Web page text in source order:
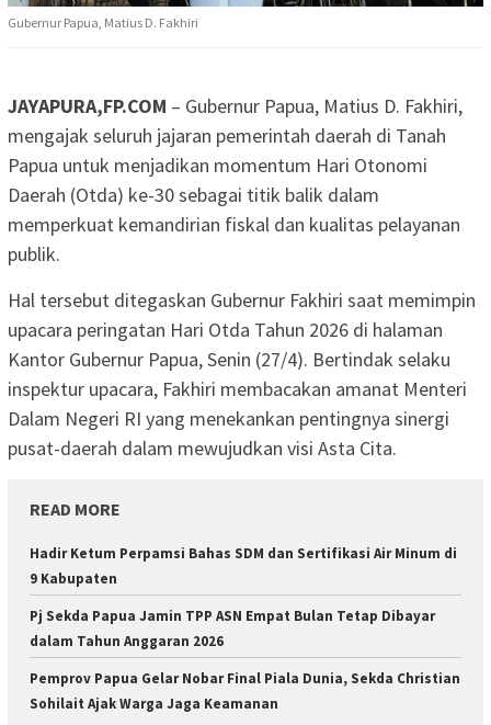
Gubernur Papua, Matius D. Fakhiri
JAYAPURA,FP.COM – Gubernur Papua, Matius D. Fakhiri,
mengajak seluruh jajaran pemerintah daerah di Tanah
Papua untuk menjadikan momentum Hari Otonomi
Daerah (Otda) ke-30 sebagai titik balik dalam
memperkuat kemandirian fiskal dan kualitas pelayanan
publik.
Hal tersebut ditegaskan Gubernur Fakhiri saat memimpin
upacara peringatan Hari Otda Tahun 2026 di halaman
Kantor Gubernur Papua, Senin (27/4). Bertindak selaku
inspektur upacara, Fakhiri membacakan amanat Menteri
Dalam Negeri RI yang menekankan pentingnya sinergi
pusat-daerah dalam mewujudkan visi Asta Cita.
READ MORE
Hadir Ketum Perpamsi Bahas SDM dan Sertifikasi Air Minum di
9 Kabupaten
Pj Sekda Papua Jamin TPP ASN Empat Bulan Tetap Dibayar
dalam Tahun Anggaran 2026
Pemprov Papua Gelar Nobar Final Piala Dunia, Sekda Christian
Sohilait Ajak Warga Jaga Keamanan